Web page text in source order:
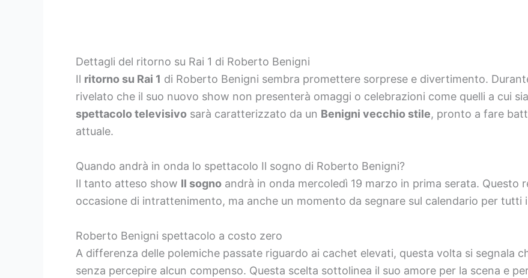
Dettagli del ritorno su Rai 1 di Roberto Benigni
Il ritorno su Rai 1 di Roberto Benigni sembra promettere sorprese e divertimento.
rivelato che il suo nuovo show non presenterà omaggi o celebrazioni come quelli a cui
spettacolo televisivo sarà caratterizzato da un Benigni vecchio stile, pronto a fare
attuale.
Quando andrà in onda lo spettacolo Il sogno di Roberto Benigni?
Il tanto atteso show Il sogno andrà in onda mercoledì 19 marzo in prima serata. Questo
occasione di intrattenimento, ma anche un momento da segnare sul calendario per
Roberto Benigni spettacolo a costo zero
A differenza delle polemiche passate riguardo ai cachet elevati, questa volta si segnala
senza percepire alcun compenso. Questa scelta sottolinea il suo amore per la scena e